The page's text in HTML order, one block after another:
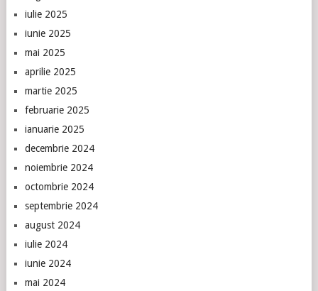
iulie 2025
iunie 2025
mai 2025
aprilie 2025
martie 2025
februarie 2025
ianuarie 2025
decembrie 2024
noiembrie 2024
octombrie 2024
septembrie 2024
august 2024
iulie 2024
iunie 2024
mai 2024